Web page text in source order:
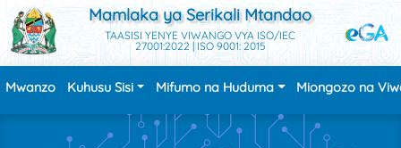
Mamlaka ya Serikali Mtandao
TAASISI YENYE VIWANGO VYA ISO/IEC
27001:2022 | ISO 9001: 2015
Mwanzo Kuhusu Sisi Mifumo na Huduma Miongozo na